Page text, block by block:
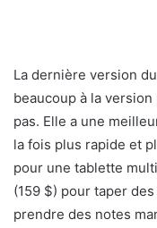
La dernière version
beaucoup à la
pas. Elle a une
la fois plus rapide et
pour une tablette
(159 $) pour taper
prendre des notes